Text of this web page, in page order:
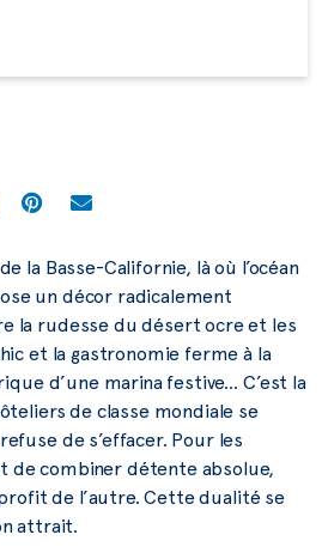
la Basse-Californie, là où l’océan
un décor radicalement
la rudesse du désert ocre et les
et la gastronomie ferme à la
d’une marina festive… C’est la
de classe mondiale se
de s’effacer. Pour les
de combiner détente absolue,
de l’autre. Cette dualité se
attrait.